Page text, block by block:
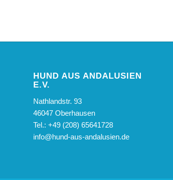
HUND AUS ANDALUSIEN
E.V.
Nathlandstr. 93
46047 Oberhausen
Tel.: +49 (208) 65641728
info@hund-aus-andalusien.de